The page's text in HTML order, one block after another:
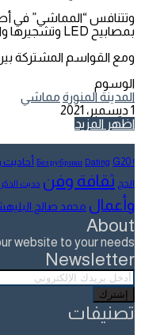
بمصابيح LED وتشجيرها واستحداث مقاعد على جانبيها.
ومع القواسم المشتركة بين
الوسوم
المدينة المنورة مماشي
1 ديسمبر، 2021
فيسبوك
تويتر
لينكدإن
واتساب
تيلقرام
مشاركة
طباعة
اظهر المزيد
! Без рубрики
Dating G20 أحاديث
الحج ثقافة وفن حديث
وأعمال محمد صالح
About
website to your needs.
Newsletter
أدخل
بريدك
الإلكتروني
تصنيفات